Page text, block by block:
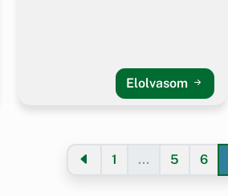
Elolvasom
1 ... 5 6